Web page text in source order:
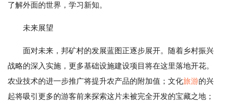
了解外面的世界，学习新知。
未来展望
面对未来，邦矿村的发展蓝图正逐步展开。随着乡村振兴
战略的深入实施，更多基础设施建设项目将在这里落地开花。
农业技术的进一步推广将提升农产品的附加值；文化旅游的兴
起将吸引更多的游客前来探索这片未被完全开发的宝藏之地；